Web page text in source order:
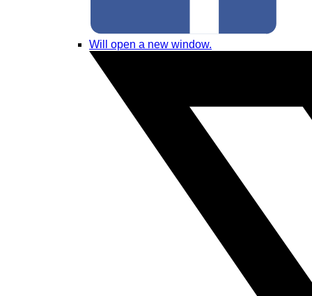
Will open a new window.